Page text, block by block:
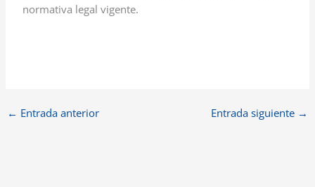
normativa legal vigente.
← Entrada anterior Entrada siguiente →